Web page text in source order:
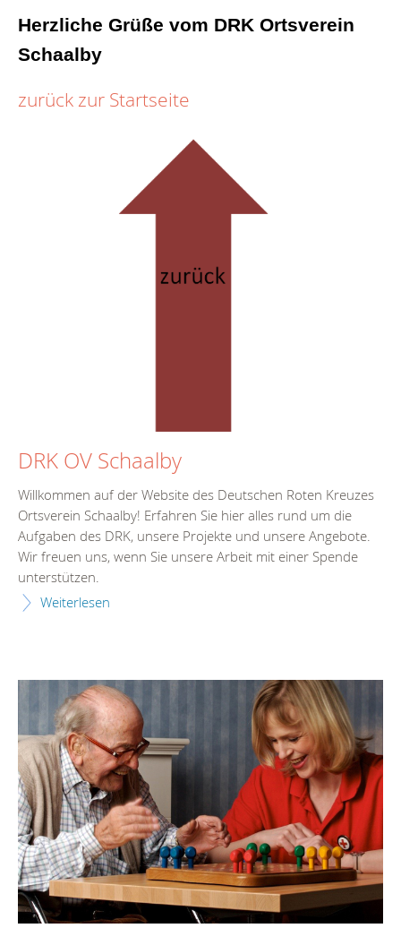
Herzliche Grüße vom DRK Ortsverein
Schaalby
zurück zur Startseite
DRK OV Schaalby
Willkommen auf der Website des Deutschen Roten Kreuzes
Ortsverein Schaalby! Erfahren Sie hier alles rund um die
Aufgaben des DRK, unsere Projekte und unsere Angebote.
Wir freuen uns, wenn Sie unsere Arbeit mit einer Spende
unterstützen.
Weiterlesen